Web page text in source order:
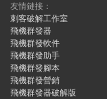
友情鏈接：
刺客破解工作室
飛機群發器
飛機群發軟件
飛機群發助手
飛機群發腳本
飛機群發營銷
飛機群發器破解版